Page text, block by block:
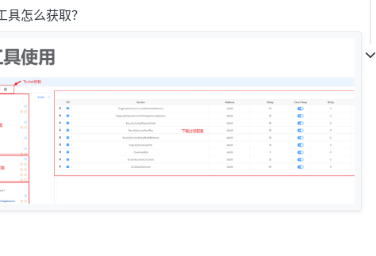
怎么获取？